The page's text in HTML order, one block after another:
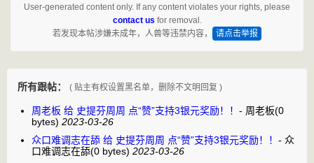
User-generated content only. If any content violates your rights, please
contact us for removal.
若发现本帖涉嫌未成年，人兽等违禁内容，
请点击举报
所有跟帖： ( 贴主有权设置黑名单，删除不文明回复 )
周老板 给 史提芬周周 点“赞”支持3银元奖励！！ - 周老板(0
bytes) 2023-03-26
众口难调志在舔 给 史提芬周周 点“赞”支持3银元奖励！！ - 众
口难调志在舔(0 bytes) 2023-03-26